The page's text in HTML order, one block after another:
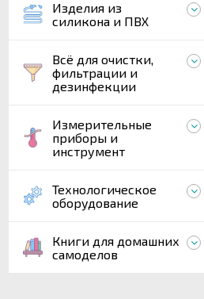
Изделия из
силикона и ПВХ
Всё для очистки,
фильтрации и
дезинфекции
Измерительные
приборы и
инструмент
Технологическое
оборудование
Книги для домашних
самоделов